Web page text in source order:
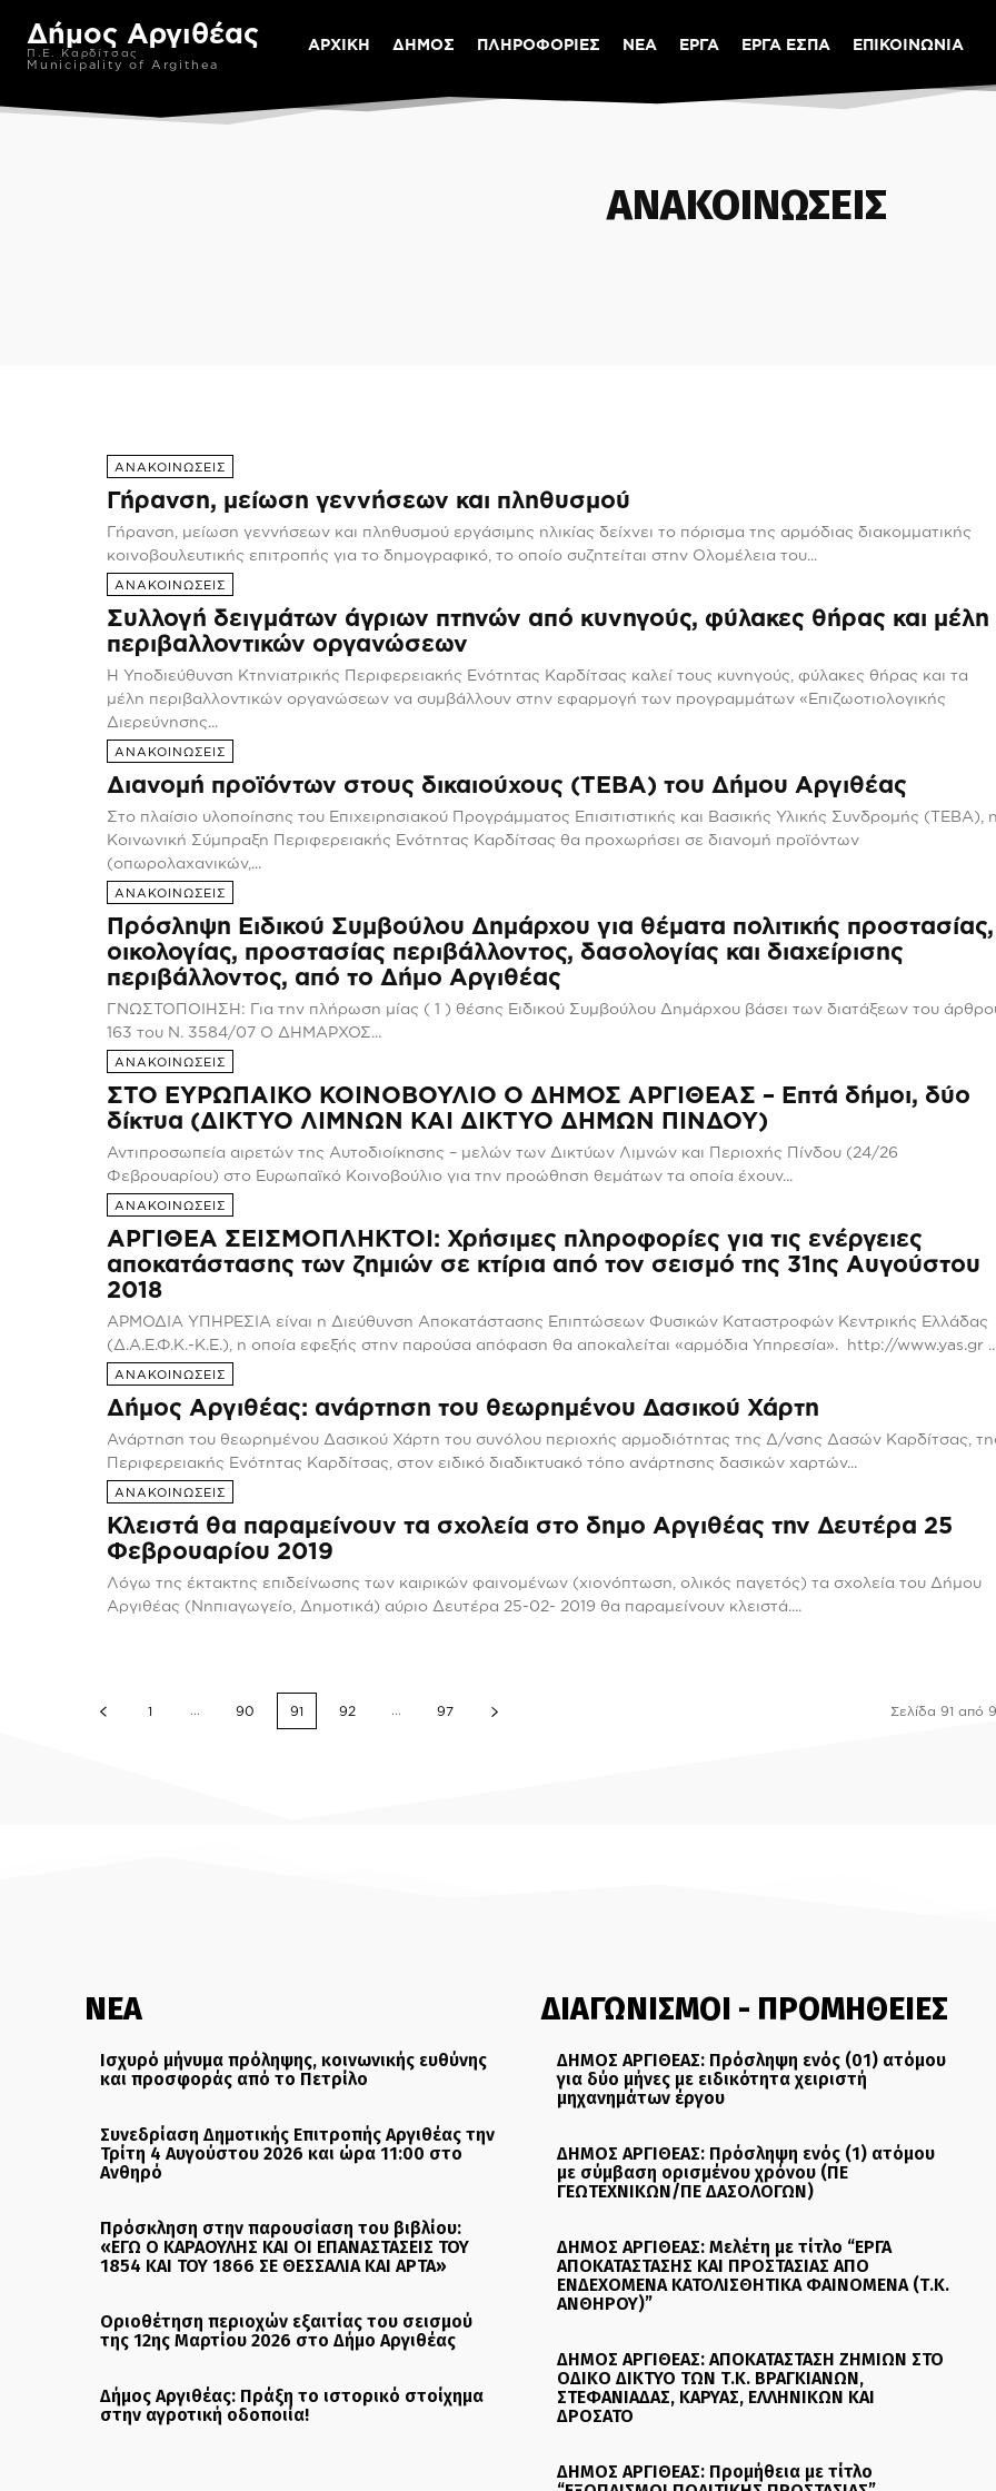
Δήμος Αργιθέας
Π.Ε. Καρδίτσας
Municipality of Argithea
ΑΡΧΙΚΗ ΔΗΜΟΣ ΠΛΗΡΟΦΟΡΙΕΣ ΝΕΑ ΕΡΓΑ ΕΡΓΑ ΕΣΠΑ ΕΠΙΚΟΙΝΩΝΙΑ
ΑΝΑΚΟΙΝΩΣΕΙΣ
ΑΝΑΚΟΙΝΩΣΕΙΣ
Γήρανση, μείωση γεννήσεων και πληθυσμού
Γήρανση, μείωση γεννήσεων και πληθυσμού εργάσιμης ηλικίας δείχνει το πόρισμα της αρμόδιας διακομματικής
κοινοβουλευτικής επιτροπής για το δημογραφικό, το οποίο συζητείται στην Ολομέλεια του...
ΑΝΑΚΟΙΝΩΣΕΙΣ
Συλλογή δειγμάτων άγριων πτηνών από κυνηγούς, φύλακες θήρας και μέλη
περιβαλλοντικών οργανώσεων
Η Υποδιεύθυνση Κτηνιατρικής Περιφερειακής Ενότητας Καρδίτσας καλεί τους κυνηγούς, φύλακες θήρας και τα
μέλη περιβαλλοντικών οργανώσεων να συμβάλλουν στην εφαρμογή των προγραμμάτων «Επιζωοτιολογικής
Διερεύνησης...
ΑΝΑΚΟΙΝΩΣΕΙΣ
Διανομή προϊόντων στους δικαιούχους (TEBA) του Δήμου Αργιθέας
Στο πλαίσιο υλοποίησης του Επιχειρησιακού Προγράμματος Επισιτιστικής και Βασικής Υλικής Συνδρομής (ΤΕΒΑ),
Κοινωνική Σύμπραξη Περιφερειακής Ενότητας Καρδίτσας θα προχωρήσει σε διανομή προϊόντων
(οπωρολαχανικών,...
ΑΝΑΚΟΙΝΩΣΕΙΣ
Πρόσληψη Ειδικού Συμβούλου Δημάρχου για θέματα πολιτικής προστασίας,
οικολογίας, προστασίας περιβάλλοντος, δασολογίας και διαχείρισης
περιβάλλοντος, από το Δήμο Αργιθέας
ΓΝΩΣΤΟΠΟΙΗΣΗ: Για την πλήρωση μίας ( 1 ) θέσης Ειδικού Συμβούλου Δημάρχου βάσει των διατάξεων του
163 του Ν. 3584/07 Ο ΔΗΜΑΡΧΟΣ...
ΑΝΑΚΟΙΝΩΣΕΙΣ
ΣΤΟ ΕΥΡΩΠΑΙΚΟ ΚΟΙΝΟΒΟΥΛΙΟ Ο ΔΗΜΟΣ ΑΡΓΙΘΕΑΣ – Επτά δήμοι, δύο
δίκτυα (ΔΙΚΤΥΟ ΛΙΜΝΩΝ ΚΑΙ ΔΙΚΤΥΟ ΔΗΜΩΝ ΠΙΝΔΟΥ)
Αντιπροσωπεία αιρετών της Αυτοδιοίκησης – μελών των Δικτύων Λιμνών και Περιοχής Πίνδου (24/26
Φεβρουαρίου) στο Ευρωπαϊκό Κοινοβούλιο για την προώθηση θεμάτων τα οποία έχουν...
ΑΝΑΚΟΙΝΩΣΕΙΣ
ΑΡΓΙΘΕΑ ΣΕΙΣΜΟΠΛΗΚΤΟΙ: Χρήσιμες πληροφορίες για τις ενέργειες
αποκατάστασης των ζημιών σε κτίρια από τον σεισμό της 31ης Αυγούστου
2018
ΑΡΜΟΔΙΑ ΥΠΗΡΕΣΙΑ είναι η Διεύθυνση Αποκατάστασης Επιπτώσεων Φυσικών Καταστροφών Κεντρικής Ελλάδας
(Δ.Α.Ε.Φ.Κ.-Κ.Ε.), η οποία εφεξής στην παρούσα απόφαση θα αποκαλείται «αρμόδια Υπηρεσία». http://www.yas.gr
ΑΝΑΚΟΙΝΩΣΕΙΣ
Δήμος Αργιθέας: ανάρτηση του θεωρημένου Δασικού Χάρτη
Ανάρτηση του θεωρημένου Δασικού Χάρτη του συνόλου περιοχής αρμοδιότητας της Δ/νσης Δασών Καρδίτσας,
Περιφερειακής Ενότητας Καρδίτσας, στον ειδικό διαδικτυακό τόπο ανάρτησης δασικών χαρτών...
ΑΝΑΚΟΙΝΩΣΕΙΣ
Κλειστά θα παραμείνουν τα σχολεία στο δημο Αργιθέας την Δευτέρα 25
Φεβρουαρίου 2019
Λόγω της έκτακτης επιδείνωσης των καιρικών φαινομένων (χιονόπτωση, ολικός παγετός) τα σχολεία του Δήμου
Αργιθέας (Νηπιαγωγείο, Δημοτικά) αύριο Δευτέρα 25-02- 2019 θα παραμείνουν κλειστά....
1 ... 90 91 92 ... 97 Σελίδα 91 από
ΝΕΑ
Ισχυρό μήνυμα πρόληψης, κοινωνικής ευθύνης
και προσφοράς από το Πετρίλο
Συνεδρίαση Δημοτικής Επιτροπής Αργιθέας την
Τρίτη 4 Αυγούστου 2026 και ώρα 11:00 στο
Ανθηρό
Πρόσκληση στην παρουσίαση του βιβλίου:
«ΕΓΩ Ο ΚΑΡΑΟΥΛΗΣ ΚΑΙ ΟΙ ΕΠΑΝΑΣΤΑΣΕΙΣ ΤΟΥ
1854 ΚΑΙ ΤΟΥ 1866 ΣΕ ΘΕΣΣΑΛΙΑ ΚΑΙ ΑΡΤΑ»
Οριοθέτηση περιοχών εξαιτίας του σεισμού
της 12ης Μαρτίου 2026 στο Δήμο Αργιθέας
Δήμος Αργιθέας: Πράξη το ιστορικό στοίχημα
στην αγροτική οδοποιία!
ΔΙΑΓΩΝΙΣΜΟΙ - ΠΡΟΜΗΘΕΙΕΣ
ΔΗΜΟΣ ΑΡΓΙΘΕΑΣ: Πρόσληψη ενός (01) ατόμου
για δύο μήνες με ειδικότητα χειριστή
μηχανημάτων έργου
ΔΗΜΟΣ ΑΡΓΙΘΕΑΣ: Πρόσληψη ενός (1) ατόμου
με σύμβαση ορισμένου χρόνου (ΠΕ
ΓΕΩΤΕΧΝΙΚΩΝ/ΠΕ ΔΑΣΟΛΟΓΩΝ)
ΔΗΜΟΣ ΑΡΓΙΘΕΑΣ: Μελέτη με τίτλο “ΕΡΓΑ
ΑΠΟΚΑΤΑΣΤΑΣΗΣ ΚΑΙ ΠΡΟΣΤΑΣΙΑΣ ΑΠΟ
ΕΝΔΕΧΟΜΕΝΑ ΚΑΤΟΛΙΣΘΗΤΙΚΑ ΦΑΙΝΟΜΕΝΑ (Τ.Κ.
ΑΝΘΗΡΟΥ)”
ΔΗΜΟΣ ΑΡΓΙΘΕΑΣ: ΑΠΟΚΑΤΑΣΤΑΣΗ ΖΗΜΙΩΝ ΣΤΟ
ΟΔΙΚΟ ΔΙΚΤΥΟ ΤΩΝ Τ.Κ. ΒΡΑΓΚΙΑΝΩΝ,
ΣΤΕΦΑΝΙΑΔΑΣ, ΚΑΡΥΑΣ, ΕΛΛΗΝΙΚΩΝ ΚΑΙ
ΔΡΟΣΑΤΟ
ΔΗΜΟΣ ΑΡΓΙΘΕΑΣ: Προμήθεια με τίτλο